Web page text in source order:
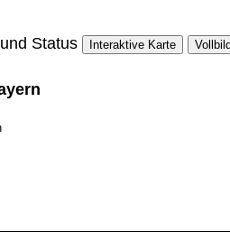
Status Interaktive Karte